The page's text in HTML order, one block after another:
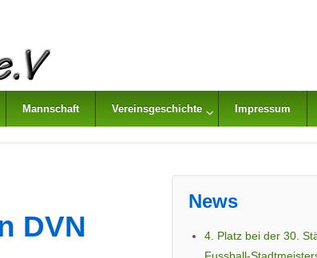
Mannschaft Vereinsgeschichte Impressum
DVN
News
4. Platz bei der 30.